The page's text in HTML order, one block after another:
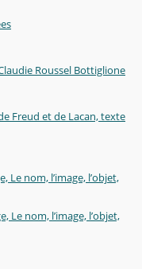
Roussel Bottiglione
Freud et de Lacan, texte
nom, l’image, l’objet,
nom, l’image, l’objet,